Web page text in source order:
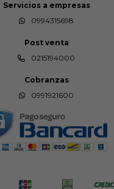
Servicios a empresas
0994315698
Post venta
0215194000
Cobranzas
0991921600